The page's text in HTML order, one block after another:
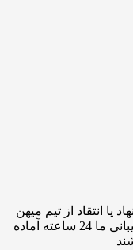
انتقاد از تیم میهن
وبمستر با ما تماس بگیرید.کارشناسان پشتیبانی ما 24 ساعته آماده